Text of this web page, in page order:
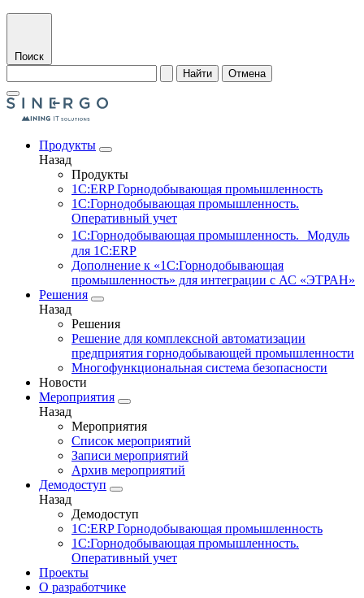
Поиск
Найти
Отмена
Продукты
Назад
Продукты
1С:ERP Горнодобывающая промышленность
1С:Горнодобывающая промышленность.
Оперативный учет
1С:Горнодобывающая промышленность. Модуль
для 1С:ERP
Дополнение к «1С:Горнодобывающая
промышленность» для интеграции с АС «ЭТРАН»
Решения
Назад
Решения
Решение для комплексной автоматизации
предприятия горнодобывающей промышленности
Многофункциональная система безопасности
Новости
Мероприятия
Назад
Мероприятия
Список мероприятий
Записи мероприятий
Архив мероприятий
Демодоступ
Назад
Демодоступ
1С:ERP Горнодобывающая промышленность
1С:Горнодобывающая промышленность.
Оперативный учет
Проекты
О разработчике